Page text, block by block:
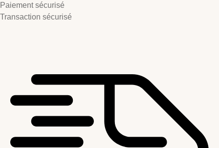
Paiement sécurisé
Transaction sécurisé